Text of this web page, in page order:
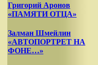
Григорий Аронов
«ПАМЯТИ ОТЦА»
Залман Шмейлин
«АВТОПОРТРЕТ НА
ФОНЕ…»